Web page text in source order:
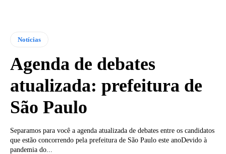
Notícias
Agenda de debates
atualizada: prefeitura de
São Paulo
Separamos para você a agenda atualizada de debates entre os candidatos
que estão concorrendo pela prefeitura de São Paulo este anoDevido à
pandemia do...